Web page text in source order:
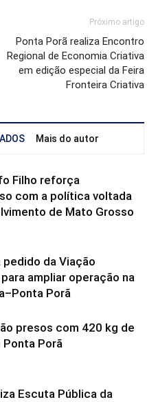
Próximo artigo
Ponta Porã realiza Encontro
Regional de Economia Criativa
em edição especial da Feira
Fronteira Criativa
Mais do autor
Filho reforça
com a política voltada
de Mato Grosso
da Viação
ampliar operação na
Porã
presos com 420 kg de
Ponta Porã
Escuta Pública da